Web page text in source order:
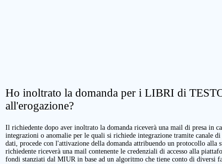
Ho inoltrato la domanda per i LIBRI di
all'erogazione?
Il richiedente dopo aver inoltrato la domanda riceverà una mail di presa in
integrazioni o anomalie per le quali si richiede integrazione tramite canale
dati, procede con l'attivazione della domanda attribuendo un protocollo alla
richiedente riceverà una mail contenente le credenziali di accesso alla
fondi stanziati dal MIUR in base ad un algoritmo che tiene conto di diversi